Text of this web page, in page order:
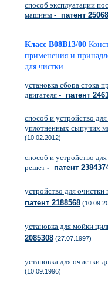
способ эксплуатации
машины - патент
Класс B08B13/00
применения и
для чистки
установка сбора стока
двигателя - патент
способ и устройство
уплотненных сыпучих
(10.02.2012)
способ и устройство
решет - патент
устройство для очистки
патент 2188568
установка для мойки
2085308 (27.07.1997)
установка для очистки
(10.09.1996)